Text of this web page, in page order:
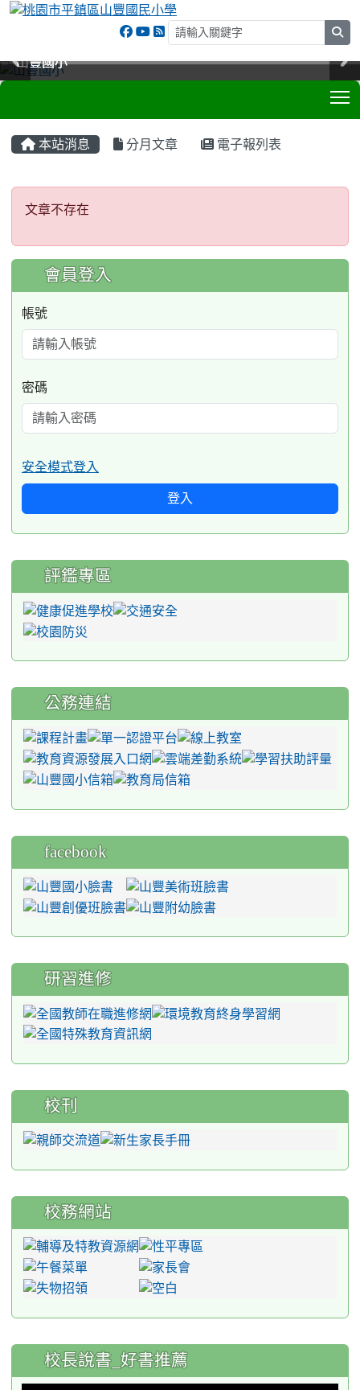
山豐國小
山豐國小
山豐國小
山豐國小
本站消息 分月文章 電子報列表
文章不存在
文章不存在
:::
會員登入
帳號
密碼
安全模式登入
登入
評鑑專區
公務連結
facebook
研習進修
校刊
校務網站
:::
校長說書_好書推薦